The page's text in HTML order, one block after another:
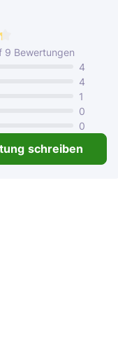
Bewertung
9 Bewertungen
4
4
1
0
0
schreiben